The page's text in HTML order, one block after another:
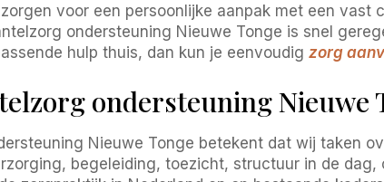
voor een persoonlijke aanpak met een
ondersteuning Nieuwe Tonge is snel
hulp thuis, dan kun je eenvoudig zorg
ondersteuning Nieuwe
Nieuwe Tonge betekent dat wij taken
begeleiding, toezicht, structuur in de